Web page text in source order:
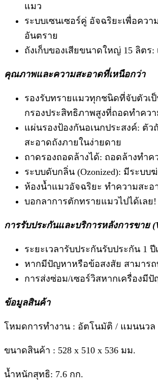
แมว
ระบบเซนเซอร์คู่ อัจฉริยะเพื่อคว
อันตราย
ถังเก็บของเสียขนาดใหญ่ 15 ลิต
คุณภาพและความสะอาดที่เหนือกว่า
รองรับทรายแมวทุกชนิดที่จับตัวเป็
กรองประสิทธิภาพสูงที่ถอดทำคว
แผ่นรองป้องกันอเนกประสงค์: ตัว
สะอาดถังภายในง่ายดาย
ถาดรองถอดล้างได้: ถอดล้างทำ
ระบบดับกลิ่น (Ozonized): มีระบ
ห้องน้ำแมวอัจฉริยะ ทำความสะอา
บอกลาการตักทรายแมวไปได้เลย
การรับประกันและบริการหลังการขาย
ระยะเวลารับประกันรับประกัน 1
หากมีปัญหาหรือข้อสงสัย สามาร
การส่งซ่อม/เซอร์วิสหากเครื่องมี
ข้อมูลสินค้า
โหมดการทำงาน : อัตโนมัติ / แมนนวล
ขนาดสินค้า : 528 x 510 x 536 มม.
น้ำหนักสุทธิ: 7.6 กก.